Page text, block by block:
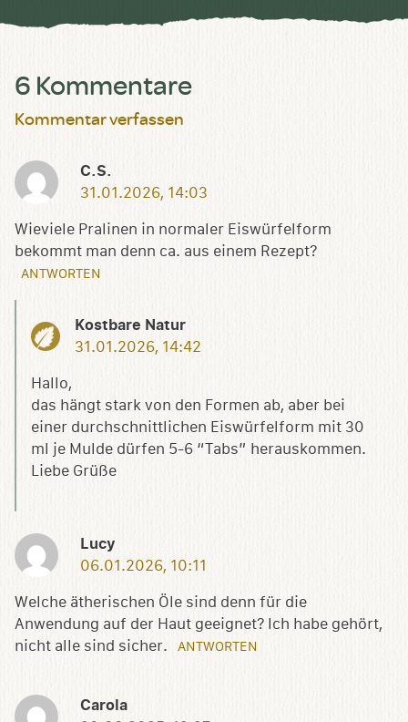
6 Kommentare
Kommentar verfassen
C.S.
31.01.2026, 14:03
Wieviele Pralinen in normaler Eiswürfelform
bekommt man denn ca. aus einem Rezept?
ANTWORTEN
Kostbare Natur
31.01.2026, 14:42
Hallo,
das hängt stark von den Formen ab, aber bei
einer durchschnittlichen Eiswürfelform mit 30
ml je Mulde dürfen 5-6 “Tabs” herauskommen.
Liebe Grüße
Lucy
06.01.2026, 10:11
Welche ätherischen Öle sind denn für die
Anwendung auf der Haut geeignet? Ich habe gehört,
nicht alle sind sicher.
ANTWORTEN
Carola